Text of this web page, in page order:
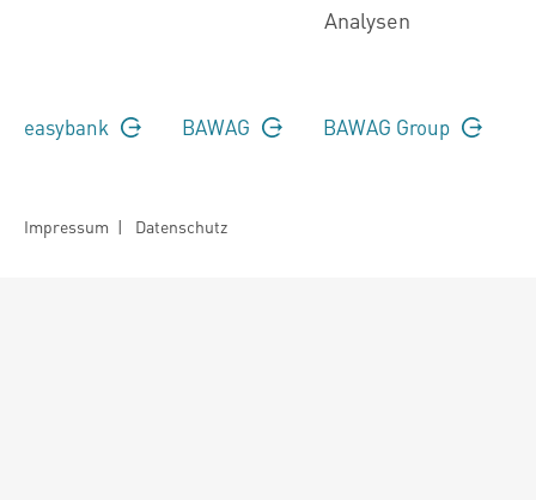
Analysen
easybank BAWAG BAWAG Group
Impressum | Datenschutz